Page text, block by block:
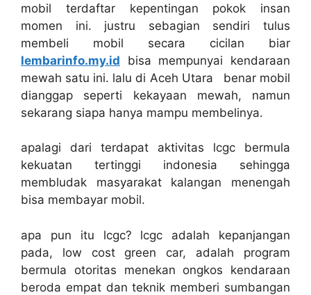
mobil terdaftar kepentingan pokok insan
momen ini. justru sebagian sendiri tulus
membeli mobil secara cicilan biar
lembarinfo.my.id bisa mempunyai kendaraan
mewah satu ini. lalu di Aceh Utara benar mobil
dianggap seperti kekayaan mewah, namun
sekarang siapa hanya mampu membelinya.
apalagi dari terdapat aktivitas lcgc bermula
kekuatan tertinggi indonesia sehingga
membludak masyarakat kalangan menengah
bisa membayar mobil.
apa pun itu lcgc? lcgc adalah kepanjangan
pada, low cost green car, adalah program
bermula otoritas menekan ongkos kendaraan
beroda empat dan teknik memberi sumbangan